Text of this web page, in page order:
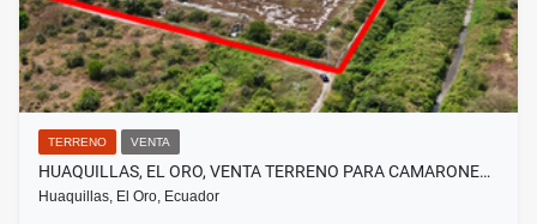
TERRENO VENTA
HUAQUILLAS, EL ORO, VENTA TERRENO PARA CAMARONE…
Huaquillas, El Oro, Ecuador